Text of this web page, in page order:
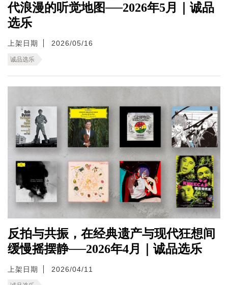
代浪漫的听觉地图──2026年5月｜诚品
选乐
上架日期 2026/05/16
诚品选乐
反拍与共振，在经典遗产与现代狂想间
缓慢摇摆静──2026年4月｜诚品选乐
上架日期 2026/04/11